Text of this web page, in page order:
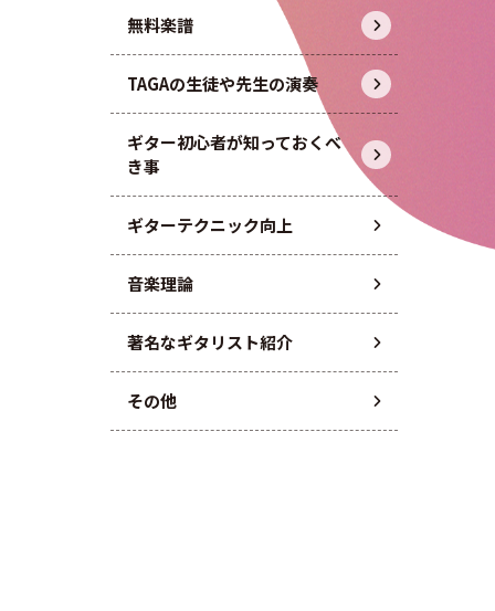
無料楽譜
TAGAの生徒や先生の演奏
ギター初心者が知っておくべ
き事
ギターテクニック向上
音楽理論
著名なギタリスト紹介
その他